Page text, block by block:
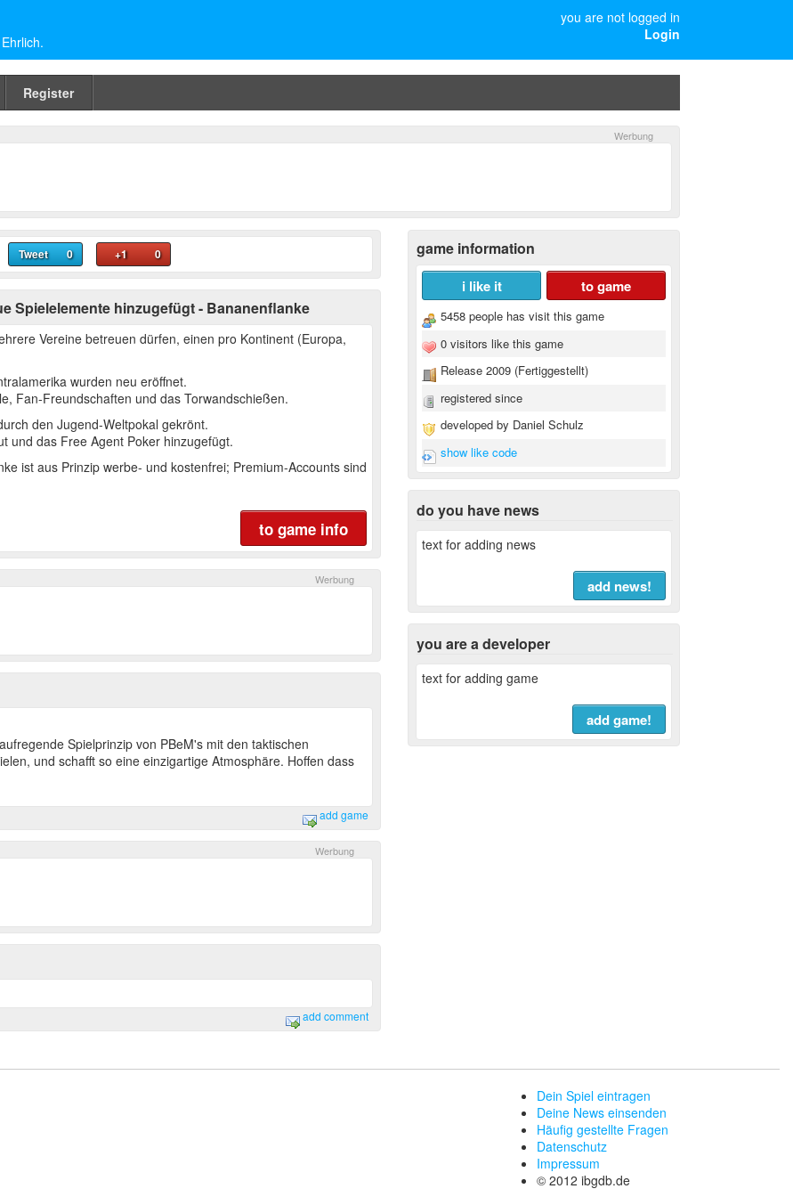
you are not logged in
Login
Register
Tweet 0 +1 0
Spielelemente hinzugefügt - Bananenflanke
Vereine betreuen dürfen, einen pro Kontinent (Europa,
wurden neu eröffnet.
Fan-Freundschaften und das Torwandschießen.
den Jugend-Weltpokal gekrönt.
und das Free Agent Poker hinzugefügt.
ist aus Prinzip werbe- und kostenfrei; Premium-Accounts sind
to game info
Spielprinzip von PBeM's mit den taktischen
und schafft so eine einzigartige Atmosphäre. Hoffen dass
add game
add comment
game information
i like it to game
5458 people has visit this game
0 visitors like this game
Release 2009 (Fertiggestellt)
registered since
developed by Daniel Schulz
show like code
do you have news
text for adding news
add news!
you are a developer
text for adding game
add game!
Dein Spiel eintragen
Deine News einsenden
Häufig gestellte Fragen
Datenschutz
Impressum
© 2012 ibgdb.de